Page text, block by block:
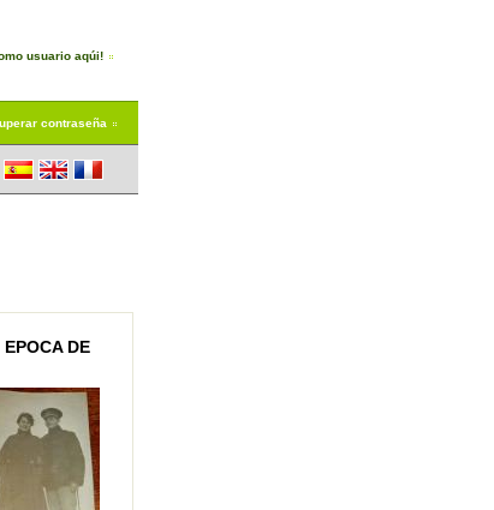
usuario aqúi!
contraseña
DE